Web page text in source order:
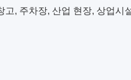
, 주차장, 산업 현장, 상업시